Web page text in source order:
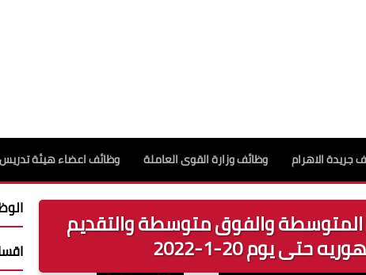
جريدة الاهرام وظائف وزارة القوى العاملة وظائف اعضاء هيئة
والفوق متوسطة والتقديم
يوم 20-1-2022